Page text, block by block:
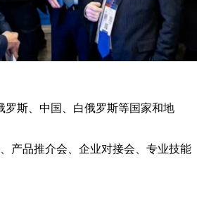
罗斯、中国、白俄罗斯等国家和地
产品推介会、企业对接会、专业技能